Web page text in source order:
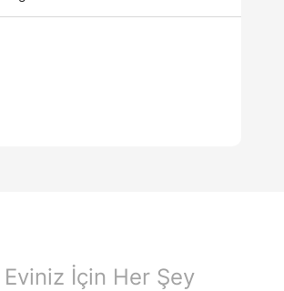
Eviniz İçin Her Şey